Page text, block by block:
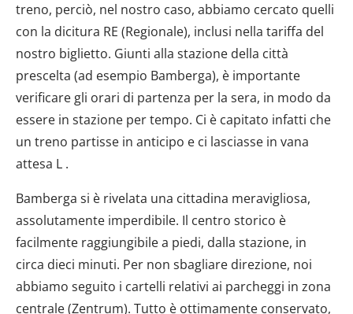
treno, perciò, nel nostro caso, abbiamo cercato quelli
con la dicitura RE (Regionale), inclusi nella tariffa del
nostro biglietto. Giunti alla stazione della città
prescelta (ad esempio Bamberga), è importante
verificare gli orari di partenza per la sera, in modo da
essere in stazione per tempo. Ci è capitato infatti che
un treno partisse in anticipo e ci lasciasse in vana
attesa L .
Bamberga si è rivelata una cittadina meravigliosa,
assolutamente imperdibile. Il centro storico è
facilmente raggiungibile a piedi, dalla stazione, in
circa dieci minuti. Per non sbagliare direzione, noi
abbiamo seguito i cartelli relativi ai parcheggi in zona
centrale (Zentrum). Tutto è ottimamente conservato,